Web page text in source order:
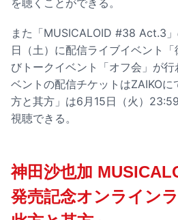
また「MUSICALOID #38 Act.3
日（土）に配信ライブイベント
びトークイベント「オフ会」が
ベントの配信チケットはZAIKO
方と其方」は6月15日（火）
視聴できる。
神田沙也加
発売記念オンライン